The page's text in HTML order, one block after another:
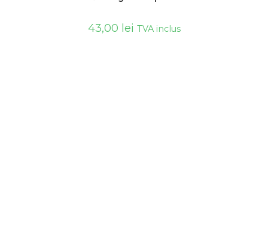
43,00 lei TVA inclus